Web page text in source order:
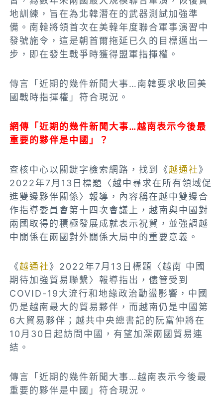
地訓練，旨在為北韓潛在的武器測試加強準
備。南韓將領首次在美韓年度聯合軍事演習中
發號施令，這是朝首爾拖延已久的目標邁出一
步，即在發生戰爭時獲得盟軍指揮權。
傳言「近期的幾件新聞大事…南韓要求收回美
國戰時指揮權」符合現況。
網傳「近期的幾件新聞大事…越南表示今後最
重要的夥伴是中國」？
查核中心以關鍵字檢索網路，找到《越通社》
2022年7月13日標題〈越中尋求在所有領域促
進雙邊夥伴關係〉報導，內容稱在越中雙邊合
作指導委員會第十四次會議上，越南與中國對
兩國取得的積極發展成就表示祝賀，並強調越
中關係在兩國對外關係大局中的重要意義。
《越通社》2022年7月13日標題〈越南 中國
期待加強貿易聯繫〉報導指出，儘管受到
COVID-19大流行和地緣政治動盪影響，中國
仍是越南最大的貿易夥伴，而越南仍是中國第
6大貿易夥伴；越共中央總書記的阮富仲將在
10月30日起訪問中國，有望加深兩國貿易連
結。
傳言「近期的幾件新聞大事…越南表示今後最
重要的夥伴是中國」符合現況。